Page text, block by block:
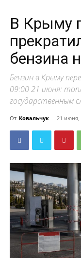
В Крыму
бензина
Бензин в Крыму
09:00 21 июня:
государственным
От Ковальчук - 21 июня,